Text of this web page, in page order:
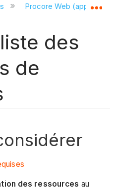
la hiérarchie
Procore Web
des
de
des ressources au